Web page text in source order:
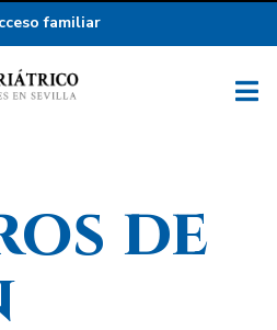
familiar
de